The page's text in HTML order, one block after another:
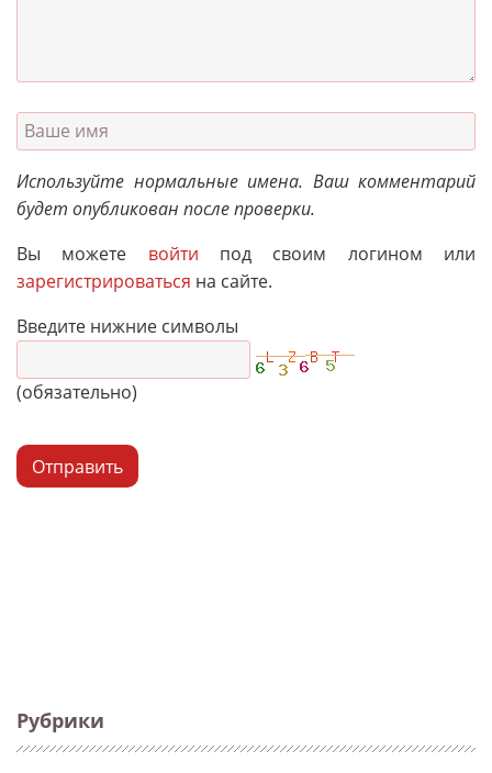
Рубрики
Используйте нормальные имена. Ваш комментарий
будет опубликован после проверки.
Вы можете войти под своим логином или
зарегистрироваться на сайте.
Введите нижние символы
(обязательно)
Отправить